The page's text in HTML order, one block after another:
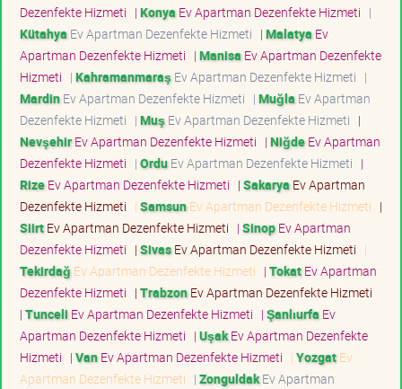
Dezenfekte Hizmeti | Konya Ev Apartman Dezenfekte Hizmeti |
Kütahya Ev Apartman Dezenfekte Hizmeti | Malatya Ev
Apartman Dezenfekte Hizmeti | Manisa Ev Apartman Dezenfekte
Hizmeti | Kahramanmaraş Ev Apartman Dezenfekte Hizmeti |
MardinEv Apartman Dezenfekte Hizmeti | Muğla Ev Apartman
Dezenfekte Hizmeti | Muş Ev Apartman Dezenfekte Hizmeti |
NevşehirEv Apartman Dezenfekte Hizmeti | NiğdeEv Apartman
Dezenfekte Hizmeti | OrduEv Apartman Dezenfekte Hizmeti |
RizeEv Apartman Dezenfekte Hizmeti | Sakarya Ev Apartman
Dezenfekte Hizmeti | SamsunEv Apartman Dezenfekte Hizmeti |
SiirtEv Apartman Dezenfekte Hizmeti | SinopEv Apartman
Dezenfekte Hizmeti | SivasEv Apartman Dezenfekte Hizmeti |
Tekirdağ Ev Apartman Dezenfekte Hizmeti | TokatEv Apartman
Dezenfekte Hizmeti | TrabzonEv Apartman Dezenfekte Hizmeti
| Tunceli Ev Apartman Dezenfekte Hizmeti | Şanlıurfa Ev
Apartman Dezenfekte Hizmeti | UşakEv Apartman Dezenfekte
Hizmeti | VanEv Apartman Dezenfekte Hizmeti | YozgatEv
Apartman Dezenfekte Hizmeti | ZonguldakEv Apartman